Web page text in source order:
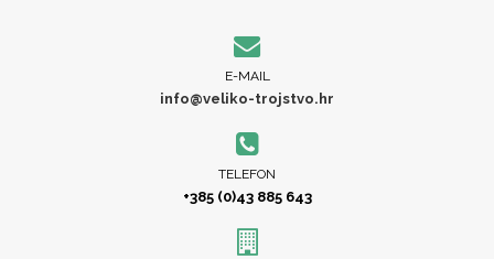
E-MAIL
info@veliko-trojstvo.hr
TELEFON
+385 (0)43 885 643